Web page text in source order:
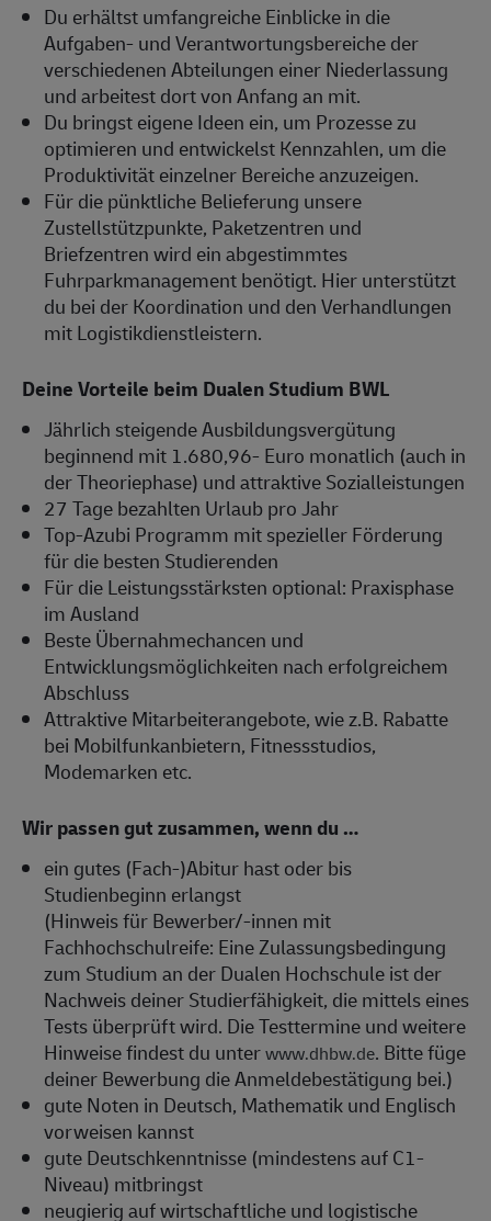
Du erhältst umfangreiche Einblicke in die
Aufgaben- und Verantwortungsbereiche der
verschiedenen Abteilungen einer Niederlassung
und arbeitest dort von Anfang an mit.
Du bringst eigene Ideen ein, um Prozesse zu
optimieren und entwickelst Kennzahlen, um die
Produktivität einzelner Bereiche anzuzeigen.
Für die pünktliche Belieferung unsere
Zustellstützpunkte, Paketzentren und
Briefzentren wird ein abgestimmtes
Fuhrparkmanagement benötigt. Hier unterstützt
du bei der Koordination und den Verhandlungen
mit Logistikdienstleistern.
Deine Vorteile beim Dualen Studium BWL
Jährlich steigende Ausbildungsvergütung
beginnend mit 1.680,96- Euro monatlich (auch in
der Theoriephase) und attraktive Sozialleistungen
27 Tage bezahlten Urlaub pro Jahr
Top-Azubi Programm mit spezieller Förderung
für die besten Studierenden
Für die Leistungsstärksten optional: Praxisphase
im Ausland
Beste Übernahmechancen und
Entwicklungsmöglichkeiten nach erfolgreichem
Abschluss
Attraktive Mitarbeiterangebote, wie z.B. Rabatte
bei Mobilfunkanbietern, Fitnessstudios,
Modemarken etc.
Wir passen gut zusammen, wenn du …
ein gutes (Fach-)Abitur hast oder bis
Studienbeginn erlangst
(Hinweis für Bewerber/-innen mit
Fachhochschulreife: Eine Zulassungsbedingung
zum Studium an der Dualen Hochschule ist der
Nachweis deiner Studierfähigkeit, die mittels eines
Tests überprüft wird. Die Testtermine und weitere
Hinweise findest du unterwww.dhbw.de. Bitte füge
deiner Bewerbung die Anmeldebestätigung bei.)
gute Noten in Deutsch, Mathematik und Englisch
vorweisen kannst
gute Deutschkenntnisse (mindestens auf C1-
Niveau) mitbringst
neugierig auf wirtschaftliche und logistische